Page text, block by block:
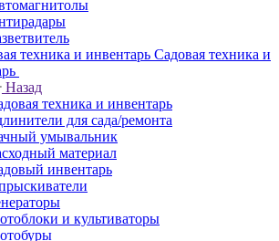
Садовая техника и
Назад
техника и инвентарь
для сада/ремонта
умывальник
материал
инвентарь
и культиваторы